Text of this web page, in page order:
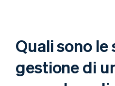
Quali sono
gestione di